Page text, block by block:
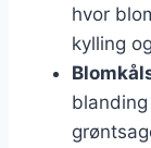
hvor
kylling